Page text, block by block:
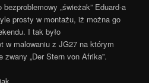
bezproblemowy „świeżak” Eduard-a
prosty w montażu, iż można go
I tak było
w malowaniu z JG27 na którym
zwany „Der Stern von Afrika”.